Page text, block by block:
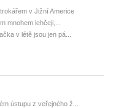
v Jižní Americe
mnohem lehčeji,...
v létě jsou jen pá...
ústupu z veřejného ž...